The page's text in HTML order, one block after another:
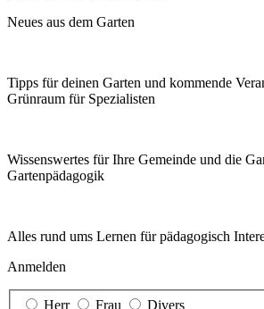
Neues aus dem Garten
Tipps für deinen Garten und kommende
Grünraum für Spezialisten
Wissenswertes für Ihre Gemeinde und die
Garten­pädagogik
Alles rund ums Lernen für pädagogisch
Anmelden
Herr Frau Divers